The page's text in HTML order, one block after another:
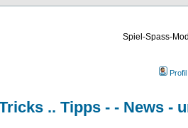
Spiel-Spass-
Profil
.. Tipps - - News -